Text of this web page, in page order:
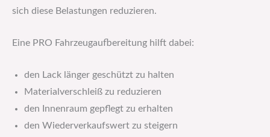
sich diese Belastungen reduzieren.
Eine PRO Fahrzeugaufbereitung hilft dabei:
den Lack länger geschützt zu halten
Materialverschleiß zu reduzieren
den Innenraum gepflegt zu erhalten
den Wiederverkaufswert zu steigern